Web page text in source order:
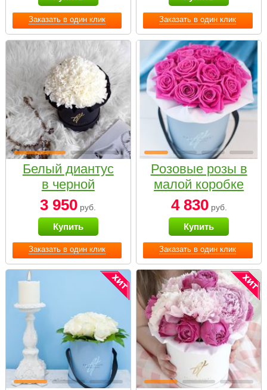
Заказать в один клик Заказать в один клик
Заказать в один клик
Белый диантус
в черной
коробке Small
3 950 руб.
Купить
Заказать в один клик
Розовые розы в
малой коробке
4 830руб.
Купить